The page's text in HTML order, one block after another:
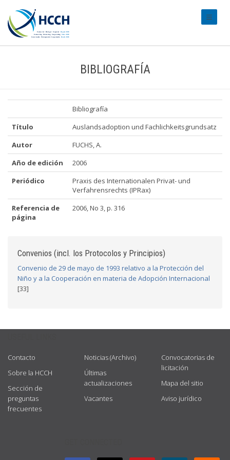
BIBLIOGRAFÍA
Bibliografía
Título
Auslandsadoption und Fachlichkeitsgrundsatz
Autor
FUCHS, A.
Año de edición
2006
Periódico
Praxis des Internationalen Privat- und
Verfahrensrechts (IPRax)
Referencia de
página
2006, No 3, p. 316
Convenios (incl. los Protocolos y Principios)
Convenio de 29 de mayo de 1993 relativo a la Protección del
Niño y a la Cooperación en materia de Adopción Internacional
[33]
Contacto
Sobre la HCCH
Sección de
preguntas
frecuentes
Noticias (Archivo)
Últimas
actualizaciones
Vacantes
Convocatorias de
licitación
Mapa del sitio
Aviso jurídico